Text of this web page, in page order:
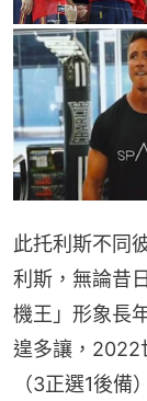
此托利斯不同
利斯，無論昔
機王」形象長
遑多讓，2022
（3正選1後備